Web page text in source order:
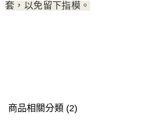
套，以免留下指模。
商品相關分類 (2)